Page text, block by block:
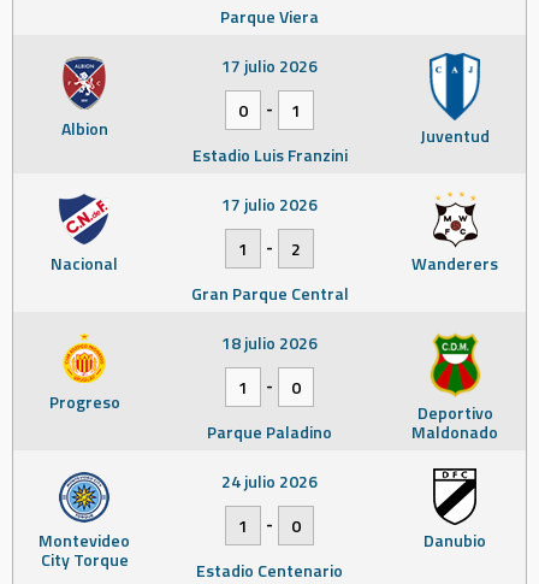
Parque Viera
Albion Juventud
17 julio 2026
0
-
1
Estadio Luis Franzini
Nacional Wanderers
17 julio 2026
1
-
2
Gran Parque Central
Progreso Deportivo
Maldonado
18 julio 2026
1
-
0
Parque Paladino
Montevideo
City Torque
Danubio
24 julio 2026
1
-
0
Estadio Centenario